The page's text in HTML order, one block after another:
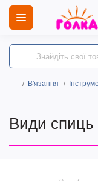
В'язання
Види спиць